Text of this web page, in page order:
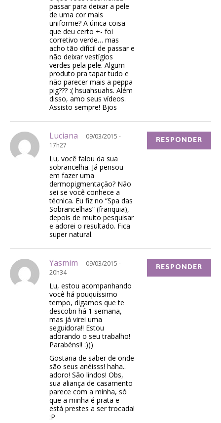
passar para deixar a pele
de uma cor mais
uniforme? A única coisa
que deu certo +- foi
corretivo verde… mas
acho tão difícil de passar e
não deixar vestígios
verdes pela pele. Algum
produto pra tapar tudo e
não parecer mais a peppa
pig??? :( hsuahsuahs. Além
disso, amo seus vídeos.
Assisto sempre! Bjos
Luciana
09/03/2015 -
17h27
Lu, você falou da sua
sobrancelha. Já pensou
em fazer uma
dermopigmentação? Não
sei se você conhece a
técnica. Eu fiz no “Spa das
Sobrancelhas” (franquia),
depois de muito pesquisar
e adorei o resultado. Fica
super natural.
RESPONDER
Yasmim
09/03/2015 -
20h34
Lu, estou acompanhando
você há pouquíssimo
tempo, digamos que te
descobri há 1 semana,
mas já virei uma
seguidora!! Estou
adorando o seu trabalho!
Parabéns!! :)))
Gostaria de saber de onde
são seus anéisss! haha..
adoro! São lindos! Obs,
sua aliança de casamento
parece com a minha, só
que a minha é prata e
está prestes a ser trocada!
:P
RESPONDER